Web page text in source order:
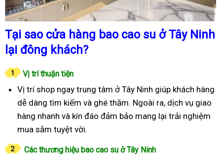
Tại sao cửa hàng bao cao su ở Tây Ninh
lại đông khách?
Vị trí thuận tiện
Vị trí shop ngay trung tâm ở Tây Ninh giúp khách hàng
dễ dàng tìm kiếm và ghé thăm. Ngoài ra, dịch vụ giao
hàng nhanh và kín đáo đảm bảo mang lại trải nghiệm
mua sắm tuyệt vời.
Các thương hiệu bao cao su ở Tây Ninh